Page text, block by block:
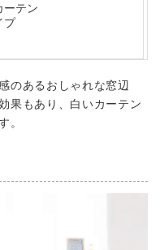
ーテン
プ
のあるおしゃれな窓辺
果もあり、白いカーテン
。